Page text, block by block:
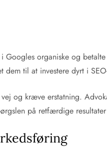
organiske og
til at investere dyrt i
og kræve erstatning.
på retfærdige